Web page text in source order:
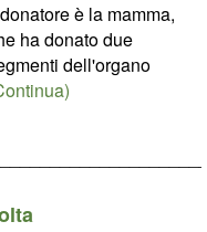
è la mamma,
ha donato due
dell'organo